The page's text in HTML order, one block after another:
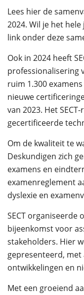
Lees hier de
2024. Wil je het
link onder deze
Ook in 2024 heeft
professionalisering
ruim 1.300
nieuwe
van 2023. Het
gecertificeerde
Om de kwaliteit te
Deskundigen zich
examens en
examenreglement
dyslexie en
SECT organiseerde
bijeenkomstvoor
stakeholders. Hier
gepresenteerd,
ontwikkelingen en
Met een groeiend